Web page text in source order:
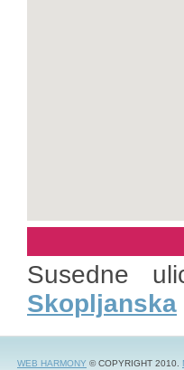
Susedne
Skopljanska
WEB HARMONY © COPYRIGHT 2010.